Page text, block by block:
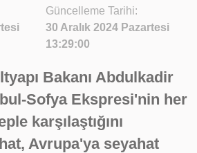
Güncelleme Tarihi:
30 Aralık 2024 Pazartesi
13:29:00
Bakanı Abdulkadir
Sofya Ekspresi'nin her
karşılaştığını
Avrupa'ya seyahat